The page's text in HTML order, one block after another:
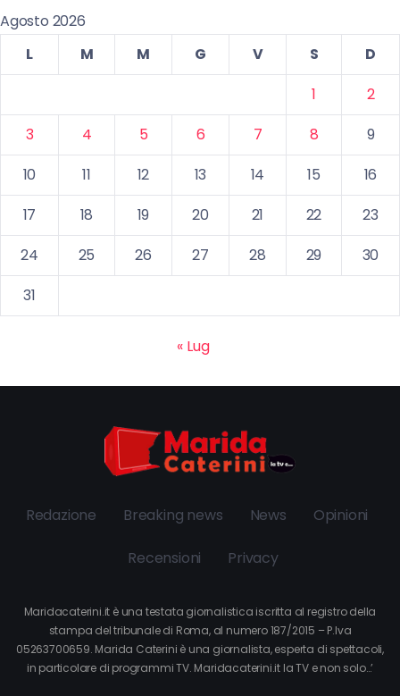
Agosto 2026
L
M M G V S
D
1
2
3
4 5 6 7 8
9
10
11 12 13 14 15
16
17
18 19 20 21 22
23
24
25 26 27 28 29
30
31
« Lug
Redazione Breaking news News Opinioni
Recensioni Privacy
Maridacaterini.it è una testata giornalistica iscritta al registro della
stampa del tribunale di Roma, al numero 187/2015 – P.Iva
05263700659. Marida Caterini è una giornalista, esperta di spettacoli,
in particolare di programmi TV. Maridacaterini.it la TV e non solo…’